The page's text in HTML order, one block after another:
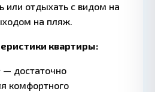
или отдыхать с видом на
на пляж.
квартиры:
— достаточно
комфортного